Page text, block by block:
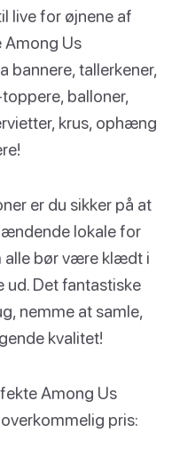
live for øjnene af
Us
bannere, tallerkener,
balloner,
krus, ophæng
er du sikker på at
lokale for
alle bør være klædt i
ud. Det fantastiske
nemme at samle,
kvalitet!
Among Us
pris: